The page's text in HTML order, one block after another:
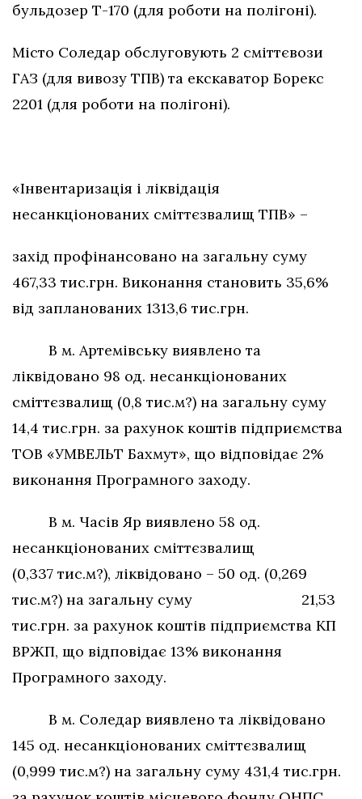
бульдозер Т-170 (для роботи на полігоні).
Місто Соледар обслуговують 2 сміттєвози
ГАЗ (для вивозу ТПВ) та екскаватор Борекс
2201 (для роботи на полігоні).
«Інвентаризація і ліквідація
несанкціонованих сміттєзвалищ ТПВ» –
захід профінансовано на загальну суму
467,33 тис.грн. Виконання становить 35,6%
від запланованих 1313,6 тис.грн.
В м. Артемівську виявлено та
ліквідовано 98 од. несанкціонованих
сміттєзвалищ (0,8 тис.м?) на загальну суму
14,4 тис.грн. за рахунок коштів підприємства
ТОВ «УМВЕЛЬТ Бахмут», що відповідає 2%
виконання Програмного заходу.
В м. Часів Яр виявлено 58 од.
несанкціонованих сміттєзвалищ
(0,337 тис.м?), ліквідовано – 50 од. (0,269
тис.м?) на загальну суму 21,53
тис.грн. за рахунок коштів підприємства КП
ВРЖП, що відповідає 13% виконання
Програмного заходу.
В м. Соледар виявлено та ліквідовано
145 од. несанкціонованих сміттєзвалищ
(0,999 тис.м?) на загальну суму 431,4 тис.грн.